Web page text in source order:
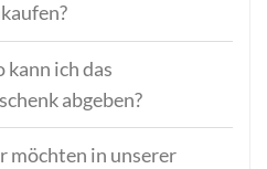
kann ich das
abgeben?
möchten in unserer